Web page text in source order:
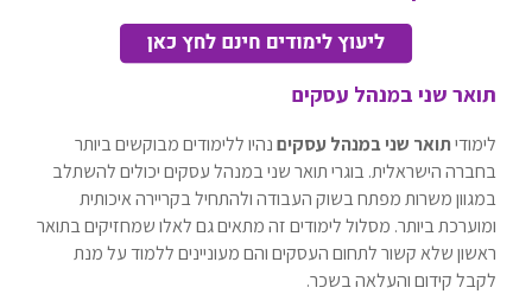
תואר שני במנהל עסקים
לימודיתואר שני במנהל עסקיםנהיו ללימודים מבוקשים ביותר
בחברה הישראלית. בוגרי תואר שני במנהל עסקים יכולים להשתלב
במגוון משרות מפתח בשוק העבודה ולהתחיל בקריירה איכותית
ומוערכת ביותר. מסלול לימודים זה מתאים גם לאלו שמחזיקים בתואר
ראשון שלא קשור לתחום העסקים והם מעוניינים ללמוד על מנת
לקבל קידום והעלאה בשכר.